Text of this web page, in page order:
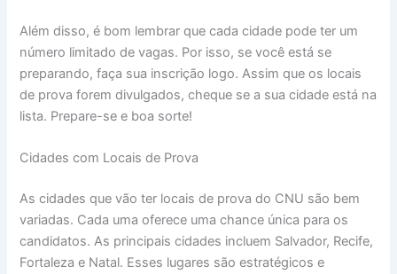
Além disso, é bom lembrar que cada cidade pode ter um
número limitado de vagas. Por isso, se você está se
preparando, faça sua inscrição logo. Assim que os locais
de prova forem divulgados, cheque se a sua cidade está na
lista. Prepare-se e boa sorte!
Cidades com Locais de Prova
As cidades que vão ter locais de prova do CNU são bem
variadas. Cada uma oferece uma chance única para os
candidatos. As principais cidades incluem Salvador, Recife,
Fortaleza e Natal. Esses lugares são estratégicos e